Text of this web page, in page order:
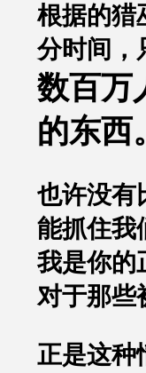
根据的猎
分时间，
数百万
的东西。
也许没有
能抓住我
我是你的
对于那些
正是这种